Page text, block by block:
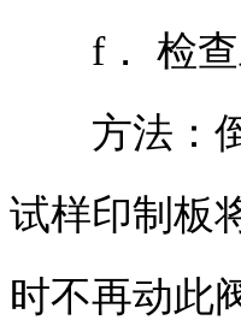
f． 检查
方法：倒
试样印制板
时不再动此